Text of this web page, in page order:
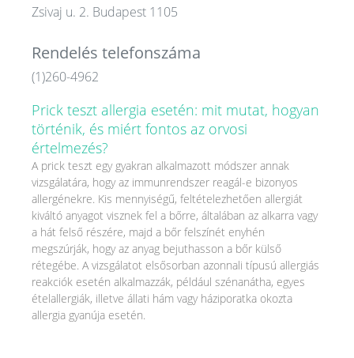
Zsivaj u. 2. Budapest 1105
Rendelés telefonszáma
(1)260-4962
Prick teszt allergia esetén: mit mutat, hogyan
történik, és miért fontos az orvosi
értelmezés?
A prick teszt egy gyakran alkalmazott módszer annak
vizsgálatára, hogy az immunrendszer reagál-e bizonyos
allergénekre. Kis mennyiségű, feltételezhetően allergiát
kiváltó anyagot visznek fel a bőrre, általában az alkarra vagy
a hát felső részére, majd a bőr felszínét enyhén
megszúrják, hogy az anyag bejuthasson a bőr külső
rétegébe. A vizsgálatot elsősorban azonnali típusú allergiás
reakciók esetén alkalmazzák, például szénanátha, egyes
ételallergiák, illetve állati hám vagy háziporatka okozta
allergia gyanúja esetén.